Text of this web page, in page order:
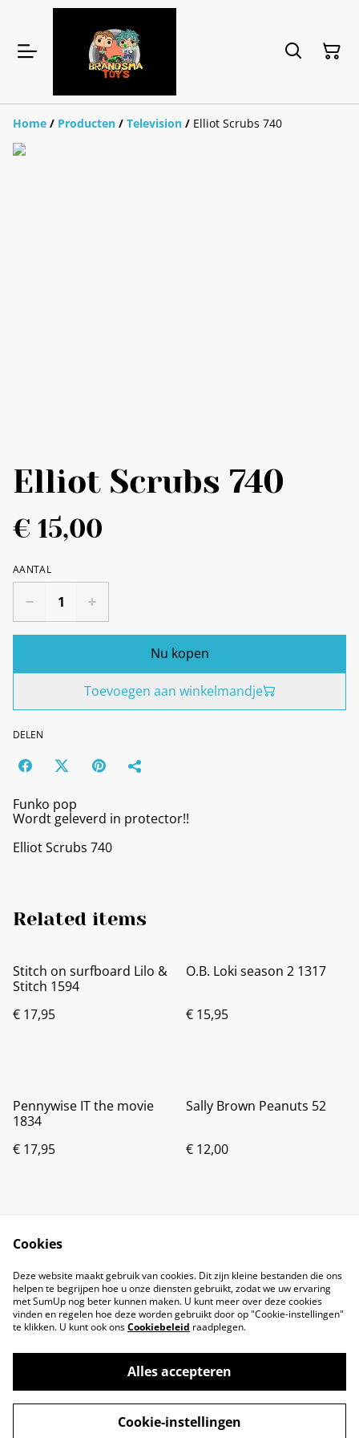
Home / Producten / Television / Elliot Scrubs 740
Elliot Scrubs 740
€ 15,00
AANTAL
Nu kopen
Toevoegen aan winkelmandje
DELEN
Funko pop
Wordt geleverd in protector!!
Elliot Scrubs 740
Related items
Stitch on surfboard Lilo &
Stitch 1594
€ 17,95
O.B. Loki season 2 1317
€ 15,95
Pennywise IT the movie
1834
€ 17,95
Sally Brown Peanuts 52
€ 12,00
©2026Brandsma Toys
powered by
Cookies
Deze website maakt gebruik van cookies. Dit zijn kleine bestanden die ons
helpen te begrijpen hoe u onze diensten gebruikt, zodat we uw ervaring
met SumUp nog beter kunnen maken. U kunt meer over deze cookies
vinden en regelen hoe deze worden gebruikt door op "Cookie-instellingen"
te klikken. U kunt ook onsCookiebeleid raadplegen.
Alles accepteren
Cookie-instellingen